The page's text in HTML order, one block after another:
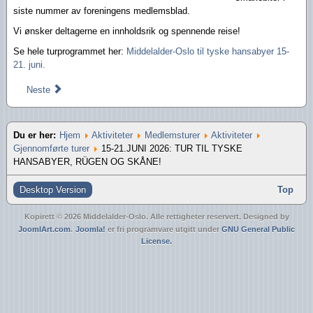
siste nummer av foreningens medlemsblad.
Vi ønsker deltagerne en innholdsrik og spennende reise!
Se hele turprogrammet her: Middelalder-Oslo til tyske hansabyer 15-
21. juni.
Neste
Du er her: Hjem Aktiviteter Medlemsturer
Aktiviteter
Gjennomførte turer
15-21.JUNI 2026: TUR TIL TYSKE
HANSABYER, RÜGEN OG SKÅNE!
Desktop Version Top
Kopirett © 2026 Middelalder-Oslo. Alle rettigheter reservert. Designed by
JoomlArt.com. Joomla! er fri programvare utgitt under GNU General Public
License.